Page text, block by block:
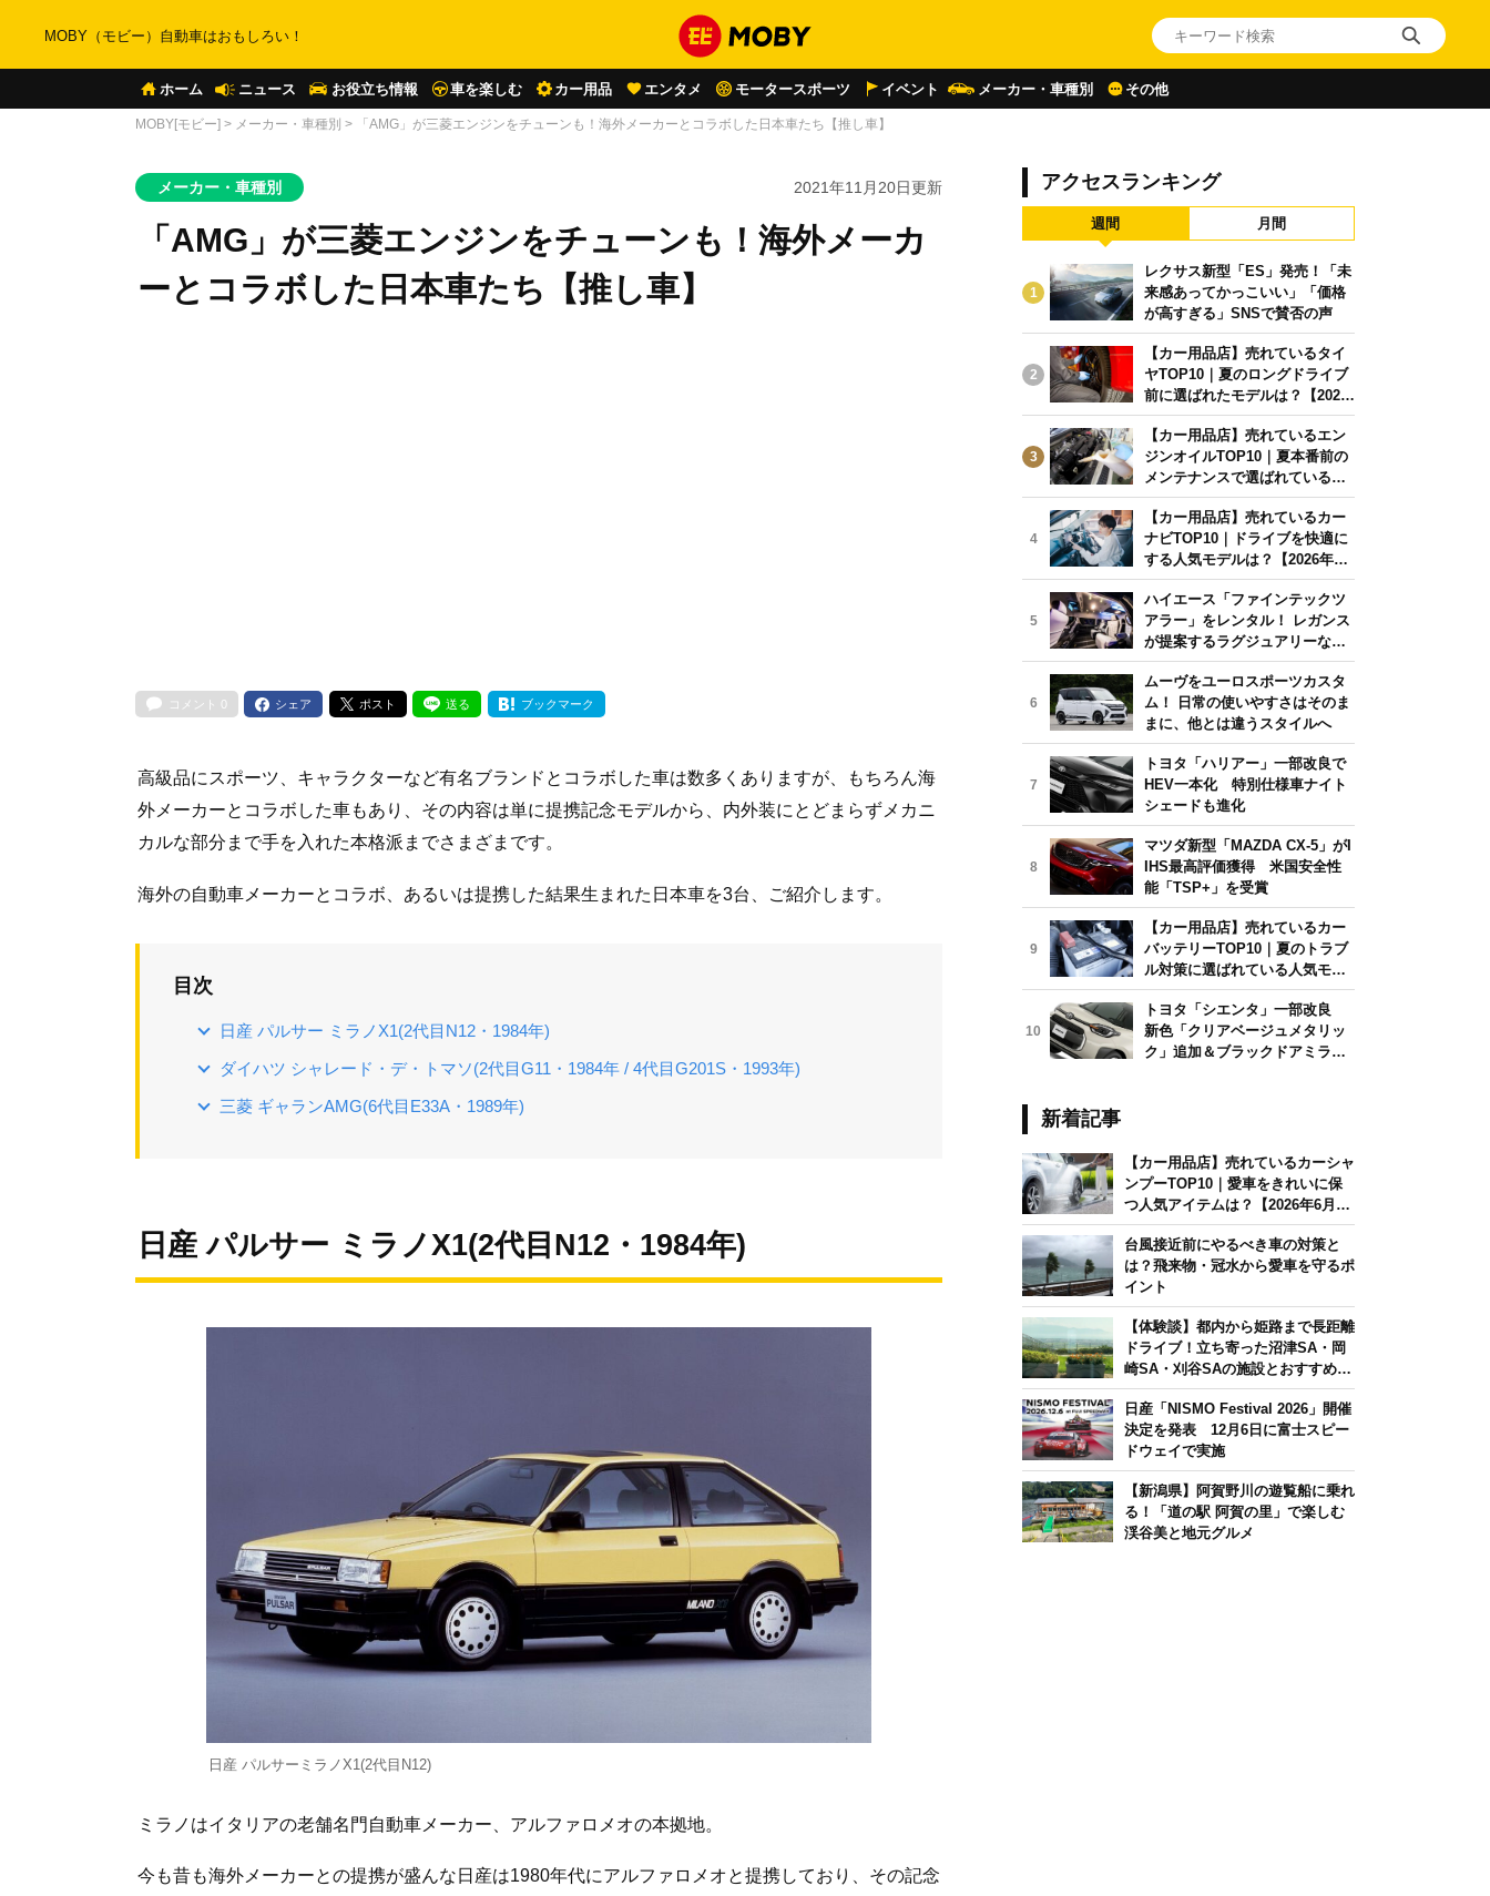
MOBY（モビー）自動車はおもしろい！
ホーム ニュース お役立ち情報 車を楽しむ カー用品 エンタメ モータースポーツ イベント メーカー・車種別 その他
MOBY[モビー] > メーカー・車種別 > 「AMG」が三菱エンジンをチューンも！海外メーカーとコラボした日本車たち【推し車】
メーカー・車種別 2021年11月20日更新
「AMG」が三菱エンジンをチューンも！海外メーカ
ーとコラボした日本車たち【推し車】
コメント 0 シェア ポスト 送る ブックマーク
高級品にスポーツ、キャラクターなど有名ブランドとコラボした車は数多くありますが、もちろん海
外メーカーとコラボした車もあり、その内容は単に提携記念モデルから、内外装にとどまらずメカニ
カルな部分まで手を入れた本格派までさまざまです。
海外の自動車メーカーとコラボ、あるいは提携した結果生まれた日本車を3台、ご紹介します。
目次
日産 パルサー ミラノX1(2代目N12・1984年)
ダイハツ シャレード・デ・トマソ(2代目G11・1984年 / 4代目G201S・1993年)
三菱 ギャランAMG(6代目E33A・1989年)
日産 パルサー ミラノX1(2代目N12・1984年)
日産 パルサーミラノX1(2代目N12)
ミラノはイタリアの老舗名門自動車メーカー、アルファロメオの本拠地。
今も昔も海外メーカーとの提携が盛んな日産は1980年代にアルファロメオと提携しており、その記念
アクセスランキング
週間 月間
1
レクサス新型「ES」発売！「未
来感あってかっこいい」「価格
が高すぎる」SNSで賛否の声
2
【カー用品店】売れているタイ
ヤTOP10｜夏のロングドライブ
前に選ばれたモデルは？【2026
年6月版】
3
【カー用品店】売れているエン
ジンオイルTOP10｜夏本番前の
メンテナンスで選ばれている人
気モデルは？【2026年6月版】
4
【カー用品店】売れているカー
ナビTOP10｜ドライブを快適に
する人気モデルは？【2026年6
月版】
5
ハイエース「ファインテックツ
アラー」をレンタル！ レガンス
が提案するラグジュアリーな移
動体験
6
ムーヴをユーロスポーツカスタ
ム！ 日常の使いやすさはそのま
まに、他とは違うスタイルへ
7
トヨタ「ハリアー」一部改良で
HEV一本化 特別仕様車ナイト
シェードも進化
8
マツダ新型「MAZDA CX-5」がI
IHS最高評価獲得 米国安全性
能「TSP+」を受賞
9
【カー用品店】売れているカー
バッテリーTOP10｜夏のトラブ
ル対策に選ばれている人気モデ
ルは？【2026年6月版】
10
トヨタ「シエンタ」一部改良
新色「クリアベージュメタリッ
ク」追加＆ブラックドアミラー
新着記事
【カー用品店】売れているカーシャ
ンプーTOP10｜愛車をきれいに保
つ人気アイテムは？【2026年6月
版】
台風接近前にやるべき車の対策と
は？飛来物・冠水から愛車を守るポ
イント
【体験談】都内から姫路まで長距離
ドライブ！立ち寄った沼津SA・岡
崎SA・刈谷SAの施設とおすすめグ
ルメを紹介
日産「NISMO Festival 2026」開催
決定を発表 12月6日に富士スピー
ドウェイで実施
【新潟県】阿賀野川の遊覧船に乗れ
る！「道の駅 阿賀の里」で楽しむ
渓谷美と地元グルメ